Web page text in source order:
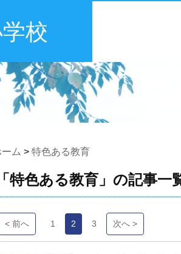
校
ーム > 特色ある教育
「特色ある教育」の記事一
< 前へ 1 2 3 次へ >